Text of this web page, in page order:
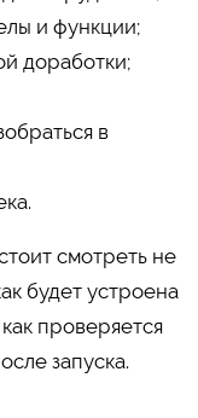
и функции;
доработки;
в
смотреть не
будет устроена
как проверяется
запуска.